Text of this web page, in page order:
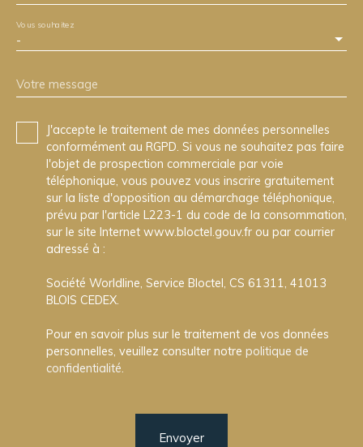
-
Vous souhaitez
Votre message
J'accepte le traitement de mes données personnelles
conformément au RGPD. Si vous ne souhaitez pas faire
l'objet de prospection commerciale par voie
téléphonique, vous pouvez vous inscrire gratuitement
sur la liste d'opposition au démarchage téléphonique,
prévu par l'article L223-1 du code de la consommation,
sur le site Internet www.bloctel.gouv.fr ou par courrier
adressé à :
Société Worldline, Service Bloctel, CS 61311, 41013
BLOIS CEDEX.
Pour en savoir plus sur le traitement de vos données
personnelles, veuillez consulter notre politique de
confidentialité.
Envoyer